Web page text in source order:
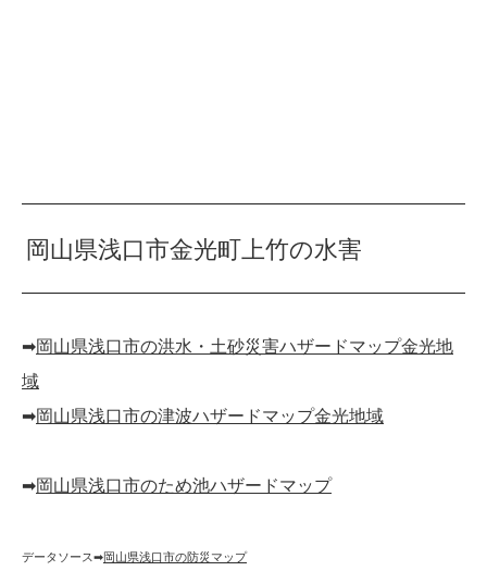
岡山県浅口市金光町上竹の水害
➡︎岡山県浅口市の洪水・土砂災害ハザードマップ金光地
域
➡︎岡山県浅口市の津波ハザードマップ金光地域
➡︎岡山県浅口市のため池ハザードマップ
データソース➡︎岡山県浅口市の防災マップ